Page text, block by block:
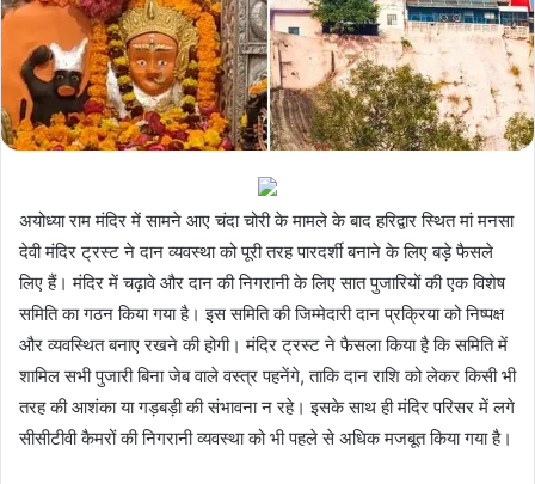
अयोध्या राम मंदिर में सामने आए चंदा चोरी के मामले के बाद हरिद्वार स्थित मां मनसा
देवी मंदिर ट्रस्ट ने दान व्यवस्था को पूरी तरह पारदर्शी बनाने के लिए बड़े फैसले
लिए हैं। मंदिर में चढ़ावे और दान की निगरानी के लिए सात पुजारियों की एक विशेष
समिति का गठन किया गया है। इस समिति की जिम्मेदारी दान प्रक्रिया को निष्पक्ष
और व्यवस्थित बनाए रखने की होगी। मंदिर ट्रस्ट ने फैसला किया है कि समिति में
शामिल सभी पुजारी बिना जेब वाले वस्त्र पहनेंगे, ताकि दान राशि को लेकर किसी भी
तरह की आशंका या गड़बड़ी की संभावना न रहे। इसके साथ ही मंदिर परिसर में लगे
सीसीटीवी कैमरों की निगरानी व्यवस्था को भी पहले से अधिक मजबूत किया गया है।